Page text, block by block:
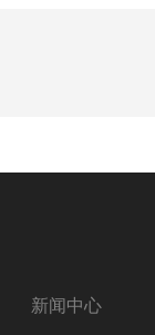
新闻中心